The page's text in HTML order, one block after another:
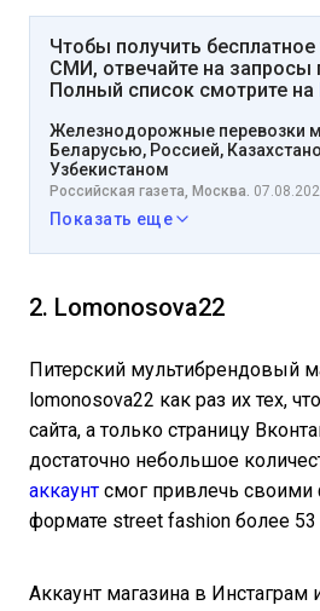
Чтобы получить
СМИ, отвечайте на запросы
Полный список смотрите на
Железнодорожные перевозки
Беларусью, Россией,
Узбекистаном
Российская газета, Москва.
Показать еще
2. Lomonosova22
Питерский мультибрендовый
lomonosova22 как раз их тех,
сайта, а только страницу
достаточно небольшое
аккаунт смог привлечь своими
формате street fashion более 53
Аккаунт магазина в Инстаграм